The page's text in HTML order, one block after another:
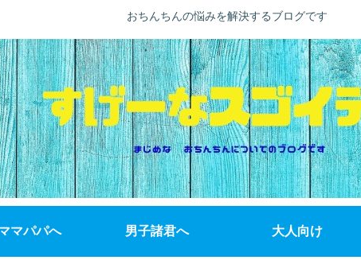
おちんちんの悩みを解決するブログです
マパパへ 男子諸君へ 大人向け